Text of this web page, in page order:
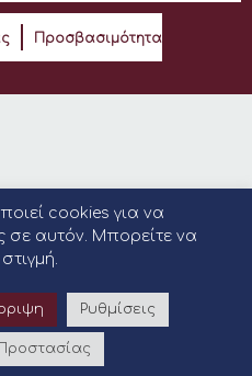
Προσβασιμότητα
cookies για να
σε αυτόν. Μπορείτε να
Ρυθμίσεις
Προστασίας